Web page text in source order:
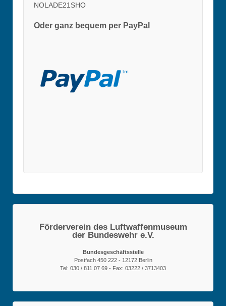
NOLADE21SHO
Oder ganz bequem per PayPal
Förderverein des Luftwaffenmuseum
der Bundeswehr e.V.
Bundesgeschäftsstelle
Postfach 450 222 - 12172 Berlin
Tel: 030 / 811 07 69 - Fax: 03222 / 3713403